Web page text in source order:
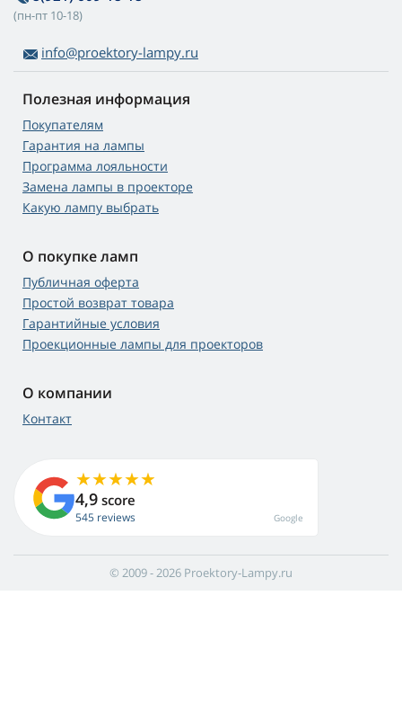
(пн-пт 10-18)
info@proektory-lampy.ru
Полезная информация
Покупателям
Гарантия на лампы
Программа лояльности
Замена лампы в проекторе
Какую лампу выбрать
О покупке ламп
Публичная оферта
Простой возврат товара
Гарантийные условия
Проекционные лампы для проекторов
О компании
Контакт
4,9 score
545 reviews Google
© 2009 - 2026 Proektory-Lampy.ru